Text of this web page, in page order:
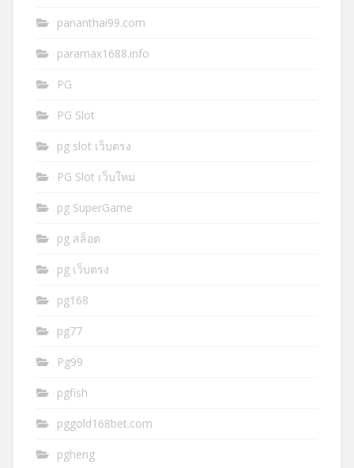
pananthai99.com
paramax1688.info
PG
PG Slot
pg slot เว็บตรง
PG Slot เว็บใหม่
pg SuperGame
pg สล็อต
pg เว็บตรง
pg168
pg77
Pg99
pgfish
pggold168bet.com
pgheng